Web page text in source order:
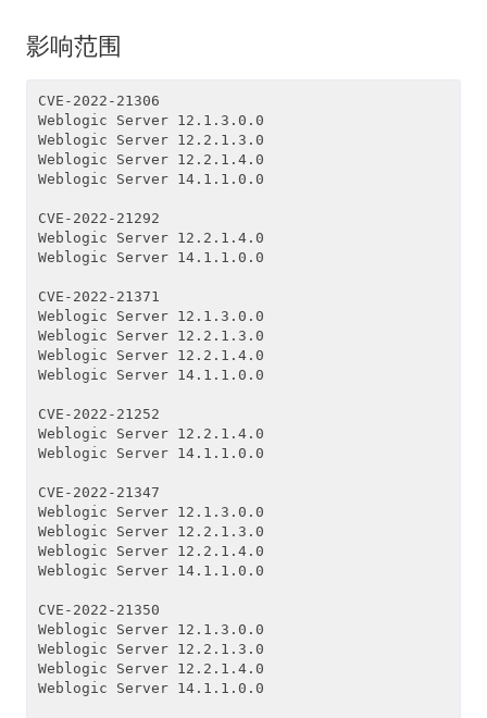
影响范围
CVE-2022-21306
Weblogic Server 12.1.3.0.0
Weblogic Server 12.2.1.3.0
Weblogic Server 12.2.1.4.0
Weblogic Server 14.1.1.0.0
CVE-2022-21292
Weblogic Server 12.2.1.4.0
Weblogic Server 14.1.1.0.0
CVE-2022-21371
Weblogic Server 12.1.3.0.0
Weblogic Server 12.2.1.3.0
Weblogic Server 12.2.1.4.0
Weblogic Server 14.1.1.0.0
CVE-2022-21252
Weblogic Server 12.2.1.4.0
Weblogic Server 14.1.1.0.0
CVE-2022-21347
Weblogic Server 12.1.3.0.0
Weblogic Server 12.2.1.3.0
Weblogic Server 12.2.1.4.0
Weblogic Server 14.1.1.0.0
CVE-2022-21350
Weblogic Server 12.1.3.0.0
Weblogic Server 12.2.1.3.0
Weblogic Server 12.2.1.4.0
Weblogic Server 14.1.1.0.0